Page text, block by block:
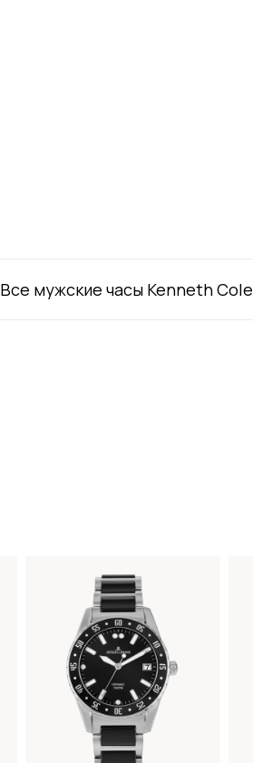
Все мужские часы Kenneth Cole